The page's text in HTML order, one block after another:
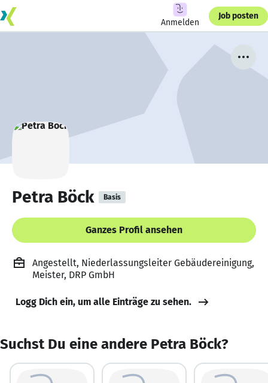
Anmelden
Job posten
Petra Böck Basis
Ganzes Profil ansehen
Angestellt, Niederlassungsleiter Gebäudereinigung,
Meister, DRP GmbH
Logg Dich ein, um alle Einträge zu sehen.
Suchst Du eine andere Petra Böck?